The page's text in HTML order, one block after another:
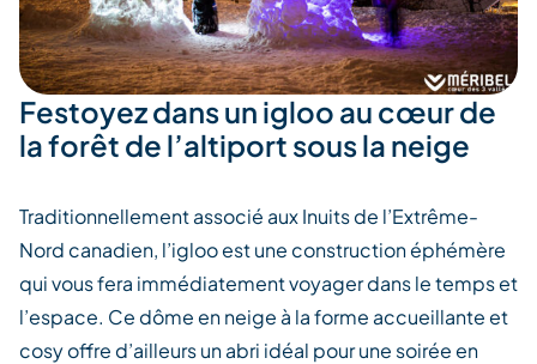
Festoyez dans un igloo au cœur de
la forêt de l’altiport sous la neige
Traditionnellement associé aux Inuits de l’Extrême-
Nord canadien, l’igloo est une construction éphémère
qui vous fera immédiatement voyager dans le temps et
l’espace. Ce dôme en neige à la forme accueillante et
cosy offre d’ailleurs un abri idéal pour une soirée en